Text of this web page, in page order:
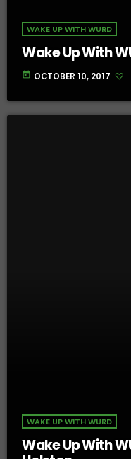
WAKE UP WITH WURD
Wake Up With
today OCTOBER 10, 2017
WAKE UP WITH WURD
Wake Up With